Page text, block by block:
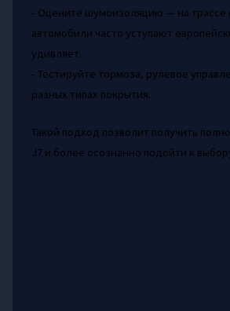
- Оцените шумоизоляцию — на трассе
автомобили часто уступают
удивляет.
- Тестируйте тормоза, рулевое
разных типах покрытия.
Такой подход позволит получить
J7 и более осознанно подойти к